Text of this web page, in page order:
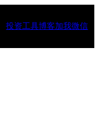
投资工具博客加我微信